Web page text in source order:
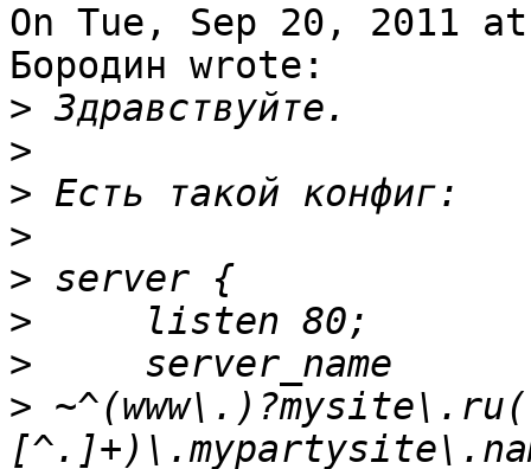
On Tue, Sep 20, 2011
Бородин wrote:
>
>
>
>
>
>
>
>